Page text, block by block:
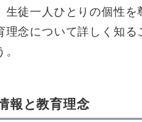
徒一人ひとりの個性
理念について詳しく知
報と教育理念